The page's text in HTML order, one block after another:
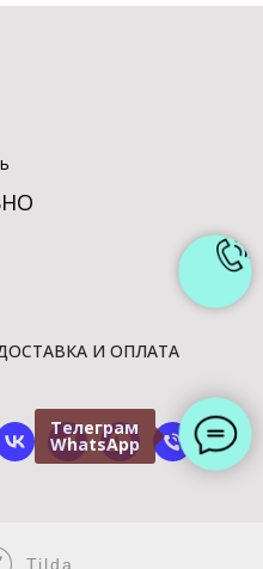
Телеграм
WhatsApp
И ОПЛАТА
Tilda